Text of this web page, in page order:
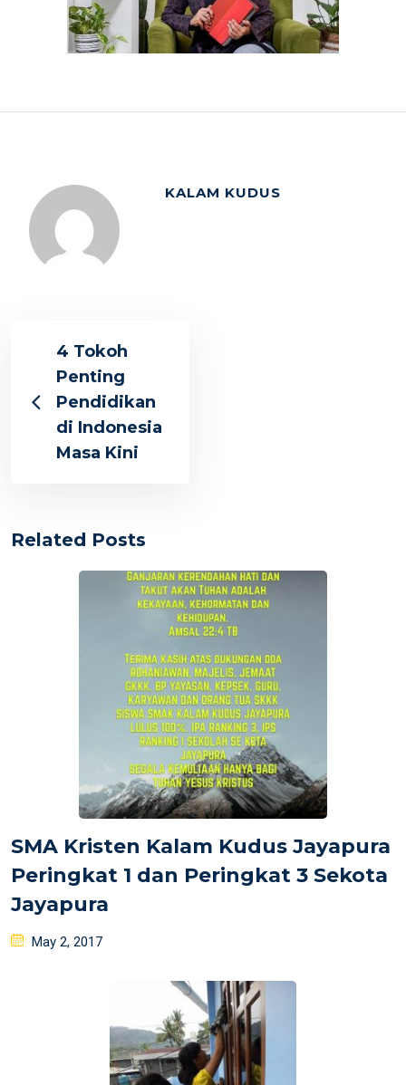
KALAM KUDUS
4 Tokoh
Penting
Pendidikan
di Indonesia
Masa Kini
Related Posts
SMA Kristen Kalam Kudus Jayapura
Peringkat 1 dan Peringkat 3 Sekota
Jayapura
Posted
May 2, 2017